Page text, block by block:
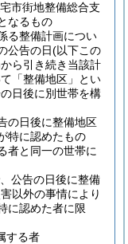
市街地整備総合支
なるもの
る整備計画につい
公告の日(以下この
から引き続き当該計
「整備地区」とい
日後に別世帯を構
の日後に整備地区
特に認めたもの
者と同一の世帯に
公告の日後に整備
以外の事情により
に認めた者に限
する者